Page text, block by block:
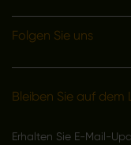
Folgen Sie uns
Bleiben Sie auf dem
Erhalten Sie E-Mail-